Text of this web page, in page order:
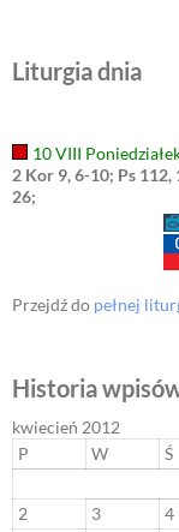
Liturgia dnia
10 VIII
2 Kor 9, 6-10; Ps 112,
26;
Przejdź do pełnej
Historia
kwiecień 2012
P
W Ś
2
3 4